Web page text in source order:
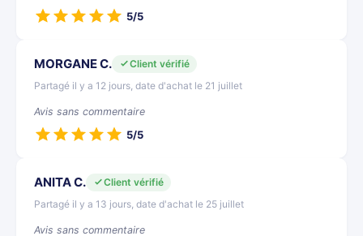
5/5
MORGANE C.
Client vérifié
Partagé il y a 12 jours, date d'achat le 21 juillet
Avis sans commentaire
5/5
ANITA C.
Client vérifié
Partagé il y a 13 jours, date d'achat le 25 juillet
Avis sans commentaire